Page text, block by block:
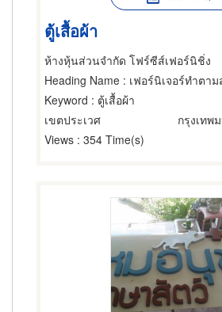
ตู้เสื้อผ้า
ห้างหุ้นส่วนจำกัด โฟร์ซีส์เฟอร์นิชิ่ง
Heading Name : เฟอร์นิเจอร์ทำตาม
Keyword : ตู้เสื้อผ้า
เขตประเวศ
กรุงเทพ
Views : 354 Time(s)